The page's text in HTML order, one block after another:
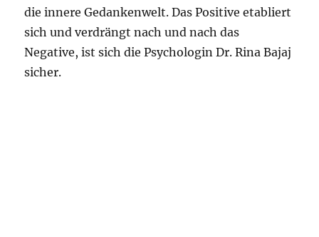
die innere Gedankenwelt. Das Positive etabliert
sich und verdrängt nach und nach das
Negative, ist sich die Psychologin Dr. Rina Bajaj
sicher.